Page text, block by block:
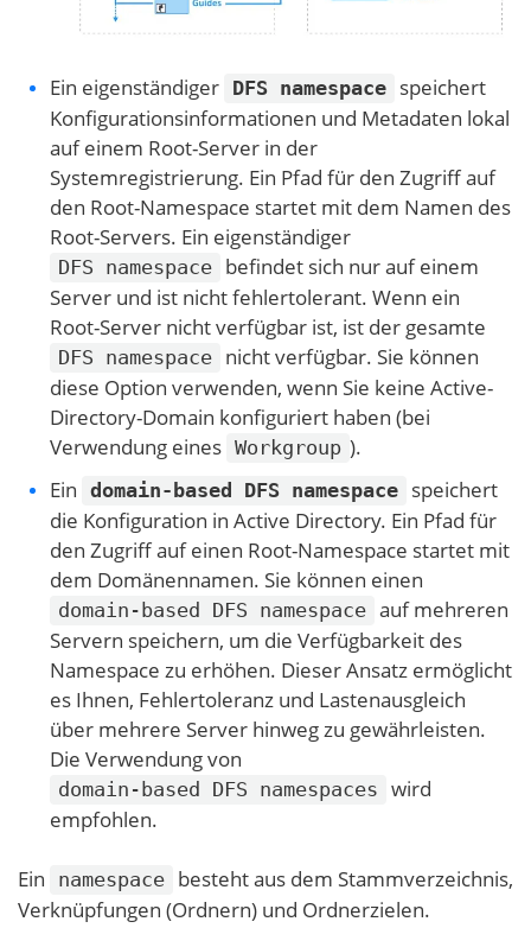
Ein eigenständiger DFS namespace speichert
Konfigurationsinformationen und Metadaten lokal
auf einem Root-Server in der
Systemregistrierung. Ein Pfad für den Zugriff auf
den Root-Namespace startet mit dem Namen des
Root-Servers. Ein eigenständiger
DFS namespace befindet sich nur auf einem
Server und ist nicht fehlertolerant. Wenn ein
Root-Server nicht verfügbar ist, ist der gesamte
DFS namespace nicht verfügbar. Sie können
diese Option verwenden, wenn Sie keine Active-
Directory-Domain konfiguriert haben (bei
Verwendung eines Workgroup ).
Ein domain-based DFS namespace speichert
die Konfiguration in Active Directory. Ein Pfad für
den Zugriff auf einen Root-Namespace startet mit
dem Domänennamen. Sie können einen
domain-based DFS namespace auf mehreren
Servern speichern, um die Verfügbarkeit des
Namespace zu erhöhen. Dieser Ansatz ermöglicht
es Ihnen, Fehlertoleranz und Lastenausgleich
über mehrere Server hinweg zu gewährleisten.
Die Verwendung von
domain-based DFS namespaces wird
empfohlen.
Ein namespace besteht aus dem Stammverzeichnis,
Verknüpfungen (Ordnern) und Ordnerzielen.